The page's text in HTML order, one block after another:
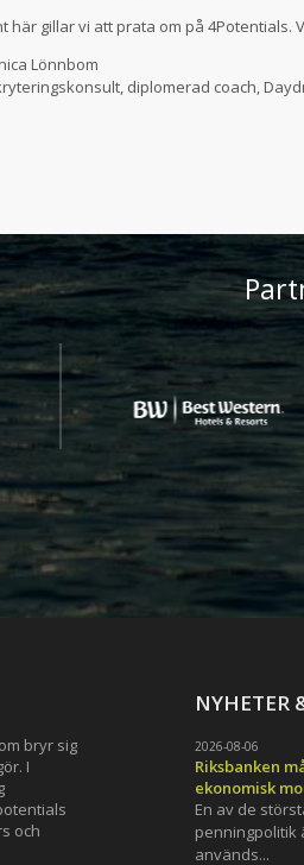
här gillar vi att prata om på 4Potentials.
Lönnbom
diplomerad coach,
bryr sig
I
och
NYHETER
2026-08-06
Riksbanken
ekonomisk
En av de
penningpolitik
används...